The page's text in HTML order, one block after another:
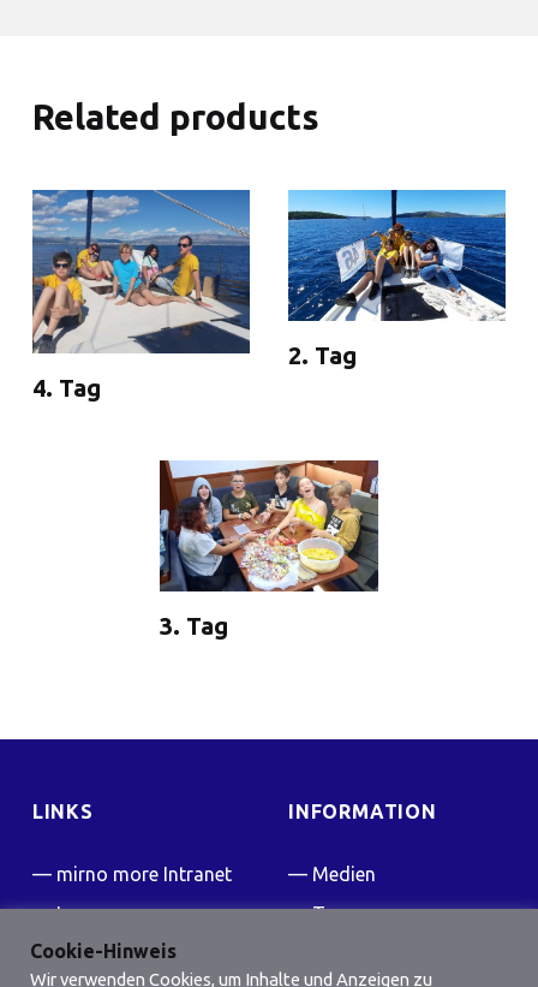
Related products
4. Tag
2. Tag
3. Tag
LINKS
mirno more Intranet
Impressum
Kontakt
INFORMATION
Medien
Team
Cookie-Hinweis
Wir verwenden Cookies, um Inhalte und Anzeigen zu